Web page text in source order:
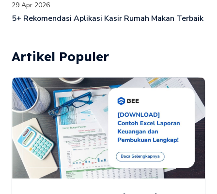
29 Apr 2026
5+ Rekomendasi Aplikasi Kasir Rumah Makan Terbaik
Artikel Populer